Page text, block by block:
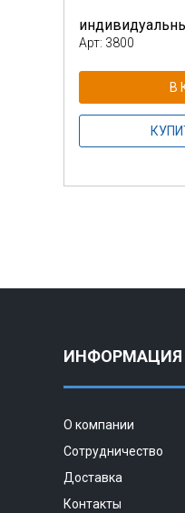
Арт: 3800
В
ИНФОРМАЦИЯ
О компании
Сотрудничество
Доставка
Контакты